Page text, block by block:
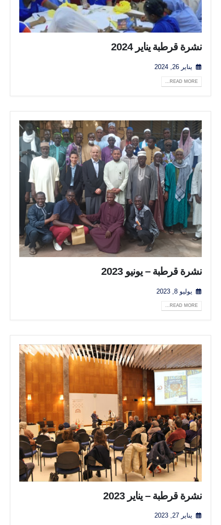
نشرة قرطبة يناير 2024
يناير 26, 2024
READ MORE...
نشرة قرطبة – يونيو 2023
يوليو 8, 2023
READ MORE...
نشرة قرطبة – يناير 2023
يناير 27, 2023